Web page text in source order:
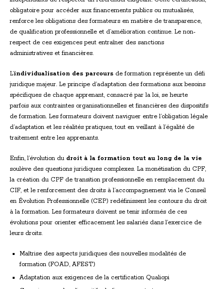
obligatoire pour accéder aux financements publics ou mutualisés,
renforce les obligations des formateurs en matière de transparence,
de qualification professionnelle et d’amélioration continue. Le non-
respect de ces exigences peut entraîner des sanctions
administratives et financières.
L’individualisation des parcours de formation représente un défi
juridique majeur. Le principe d’adaptation des formations aux besoins
spécifiques de chaque apprenant, consacré par la loi, se heurte
parfois aux contraintes organisationnelles et financières des dispositifs
de formation. Les formateurs doivent naviguer entre l’obligation légale
d’adaptation et les réalités pratiques, tout en veillant à l’égalité de
traitement entre les apprenants.
Enfin, l’évolution du droit à la formation tout au long de la vie
soulève des questions juridiques complexes. La monétisation du CPF,
la création du CPF de transition professionnelle en remplacement du
CIF, et le renforcement des droits à l’accompagnement via le Conseil
en Évolution Professionnelle (CEP) redéfinissent les contours du droit
à la formation. Les formateurs doivent se tenir informés de ces
évolutions pour orienter efficacement les salariés dans l’exercice de
leurs droits.
Maîtrise des aspects juridiques des nouvelles modalités de
formation (FOAD, AFEST)
Adaptation aux exigences de la certification Qualiopi